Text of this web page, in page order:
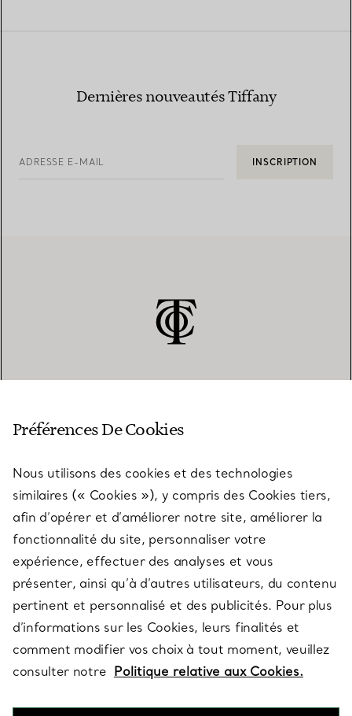
Dernières nouveautés Tiffany
ADRESSE E-MAIL INSCRIPTION
SERVICES
À PROPOS
QUESTIONS LÉGALES
SUIVEZ-NOUS
Préférences De Cookies
Nous utilisons des cookies et des technologies
similaires (« Cookies »), y compris des Cookies tiers,
afin d’opérer et d’améliorer notre site, améliorer la
fonctionnalité du site, personnaliser votre
expérience, effectuer des analyses et vous
présenter, ainsi qu’à d’autres utilisateurs, du contenu
pertinent et personnalisé et des publicités. Pour plus
d’informations sur les Cookies, leurs finalités et
comment modifier vos choix à tout moment, veuillez
consulter notre Politique relative aux Cookies.